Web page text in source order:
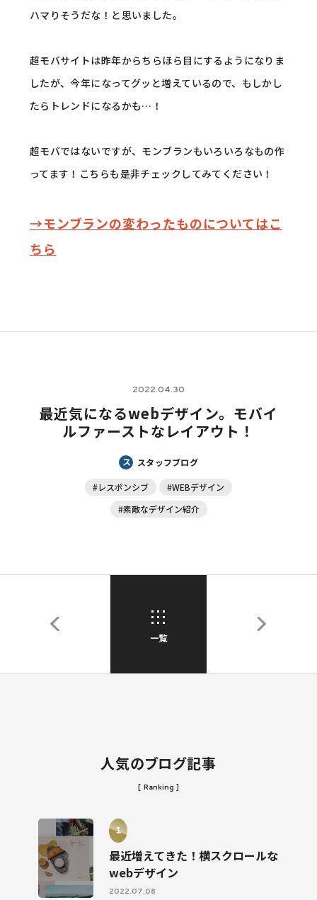
ハマりそうだな！と思いました。
超モバサイトは昨年からちらほら目にするようになりま
したが、今年になってグッと増えているので、もしかし
たらトレンドになるかも…！
超モバではないですが、モンブランもいろいろなもの作
ってます！こちらも是非チェックしてみてください！
→モンブランの変わったものについてはこ
ちら
2022.04.30
最近気になるwebデザイン。モバイ
ルファーストなレイアウト！
ス スタッフブログ
#レスポンシブ
#WEBデザイン
#素敵なデザイン紹介
一覧
人気のブログ記事
[ Ranking ]
最近増えてきた！横スクロールな
webデザイン
2022.07.08